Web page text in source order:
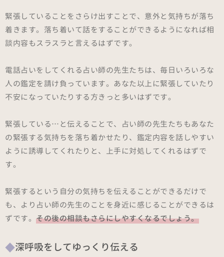
緊張していることをさらけ出すことで、意外と気持ちが落ち
着きます。落ち着いて話をすることができるようになれば相
談内容もスラスラと言えるはずです。
電話占いをしてくれる占い師の先生たちは、毎日いろいろな
人の鑑定を請け負っています。あなた以上に緊張していたり
不安になっていたりする方きっと多いはずです。
緊張している…と伝えることで、占い師の先生たちもあなた
の緊張する気持ちを落ち着かせたり、鑑定内容を話しやすい
ように誘導してくれたりと、上手に対処してくれるはずで
す。
緊張するという自分の気持ちを伝えることができるだけで
も、より占い師の先生のことを身近に感じることができるは
ずです。 その後の相談もさらにしやすくなるでしょう。
深呼吸をしてゆっくり伝える